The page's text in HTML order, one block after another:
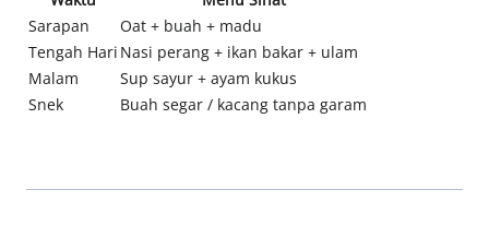
Sarapan
Oat + buah + madu
Tengah Hari Nasi perang + ikan bakar + ulam
Malam
Sup sayur + ayam kukus
Snek
Buah segar / kacang tanpa garam